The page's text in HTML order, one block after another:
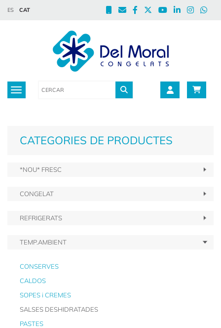
ES CAT
Toggle navigation
CATEGORIES DE PRODUCTES
*NOU* FRESC
CONGELAT
REFRIGERATS
TEMP.AMBIENT
CONSERVES
CALDOS
SOPES i CREMES
SALSES DESHIDRATADES
PASTES